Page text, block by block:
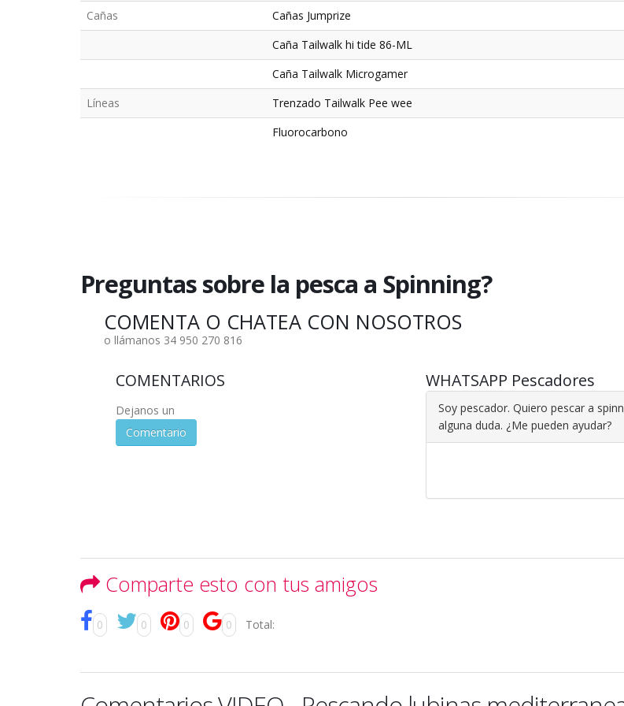
Cañas
Cañas Jumprize
Caña Tailwalk hi tide 86-ML
Caña Tailwalk Microgamer
Líneas
Trenzado Tailwalk Pee wee
Fluorocarbono
Preguntas sobre la pesca a Spinning?
COMENTA O CHATEA CON NOSOTROS
o llámanos 34 950 270 816
COMENTARIOS
Dejanos un
Comentario
WHATSAPP Pescadores
Soy pescador. Quiero pescar a
alguna duda. ¿Me pueden ayudar?
Comparte esto con tus amigos
0 0 0 0 Total: